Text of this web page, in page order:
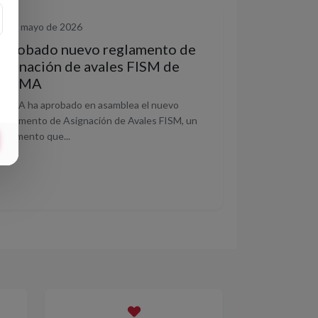
27 de mayo de 2026
nuevo reglamento de
asignación de avales FISM de
FESMA
FESMA ha aprobado en asamblea el nuevo
Reglamento de Asignación de Avales FISM, un
documento que...